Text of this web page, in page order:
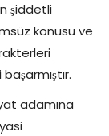
şiddetli
konusu ve
adamına